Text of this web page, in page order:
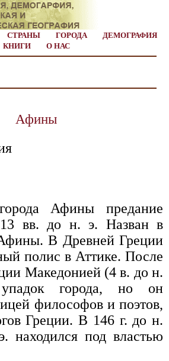
СТРАНЫ ГОРОДА
ДЕМОГРАФИЯ
КНИГИ
О НАС
Афины
Афины предание
вв. до н. э. Назван в
В Древней Греции
полис в Аттике. После
Македонией (4 в. до н.
города, но он
философов и поэтов,
Греции. В 146 г. до н.
находился под властью